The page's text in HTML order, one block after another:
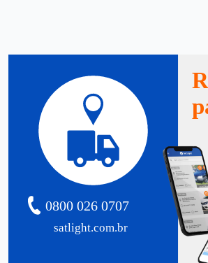
satlight.com.br
0800 026 0707